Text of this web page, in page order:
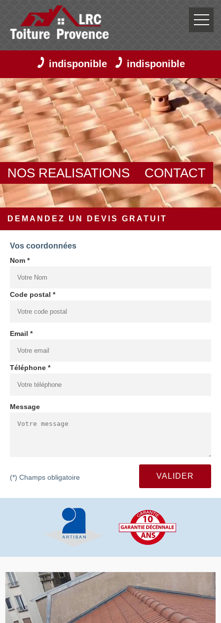
indisponible indisponible
NOS REALISATIONS CONTACT
DEMANDEZ UN DEVIS GRATUIT
Vos coordonnées
Nom *
Code postal *
Email *
Téléphone *
Message
(*) Champs obligatoire